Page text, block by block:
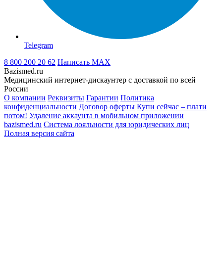
Telegram
8 800 200 20 62 Написать MAX
Bazismed.ru
Медицинский интернет-дискаунтер с доставкой по всей
России
О компании Реквизиты Гарантии Политика
конфиденциальности Договор оферты Купи сейчас – плати
потом! Удаление аккаунта в мобильном приложении
bazismed.ru Система лояльности для юридических лиц
Полная версия сайта